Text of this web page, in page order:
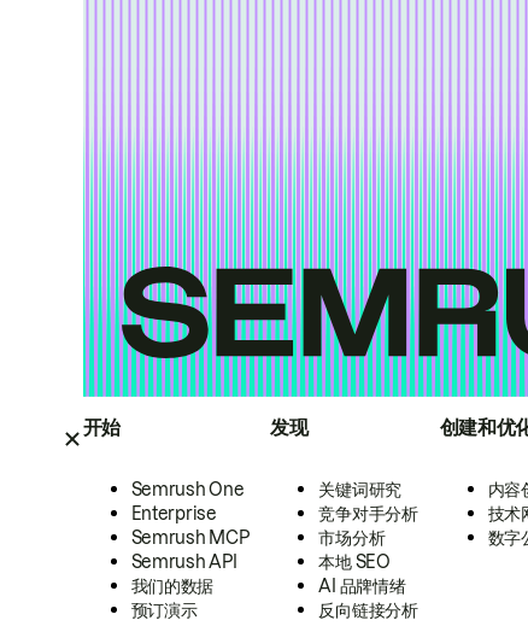
开始
Semrush One
Enterprise
Semrush MCP
Semrush API
我们的数据
预订演示
发现
关键词研究
竞争对手分析
市场分析
本地 SEO
AI 品牌情绪
反向链接分析
创建和优
内容
技术
数字